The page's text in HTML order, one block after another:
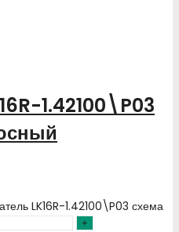
1.42100\P03
LK16R-1.42100\P03 схема